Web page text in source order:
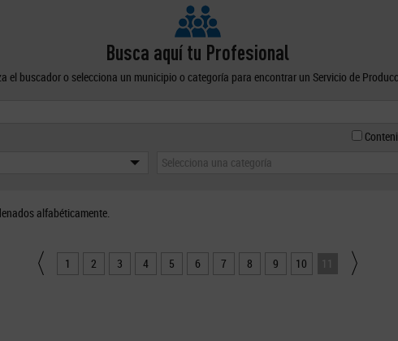
Busca aquí tu Profesional
el buscador o selecciona un municipio o categoría para encontrar un Servicio de
Selecciona una categoría
alfabéticamente.
1 2 3 4 5 6 7 8 9 10 11